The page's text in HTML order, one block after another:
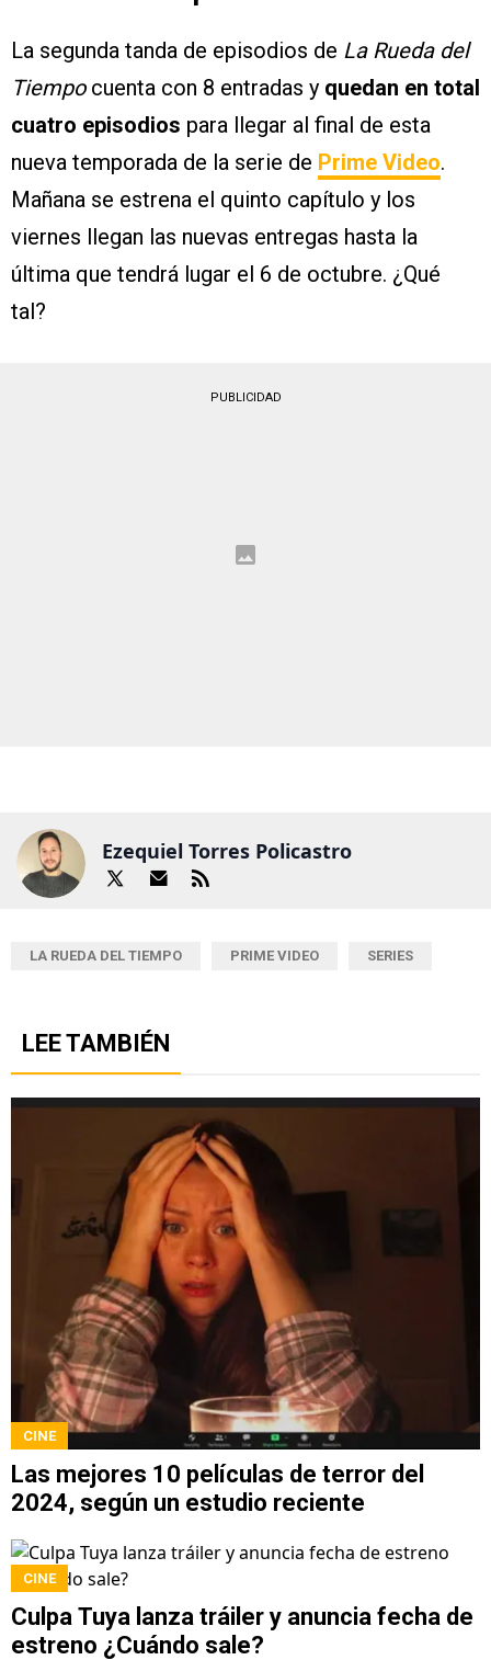
La segunda tanda de episodios de La Rueda del
Tiempocuenta con 8 entradas y quedan en total
cuatro episodios para llegar al final de esta
nueva temporada de la serie de Prime Video.
Mañana se estrena el quinto capítulo y los
viernes llegan las nuevas entregas hasta la
última que tendrá lugar el 6 de octubre. ¿Qué
tal?
PUBLICIDAD
Ezequiel Torres Policastro
LA RUEDA DEL TIEMPO PRIME VIDEO SERIES
LEE TAMBIÉN
CINE
Las mejores 10 películas de terror del
2024, según un estudio reciente
CINE
Culpa Tuya lanza tráiler y anuncia fecha de
estreno ¿Cuándo sale?